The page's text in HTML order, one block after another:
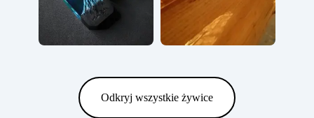
Odkryj wszystkie żywice